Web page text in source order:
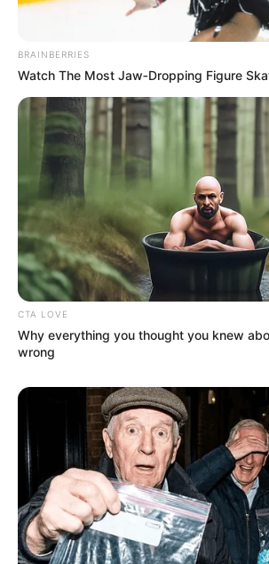
BRAINBERRIES
Watch The Most Jaw‑Dropping Figure
CTA LOVE
Why everything you thought you knew
wrong